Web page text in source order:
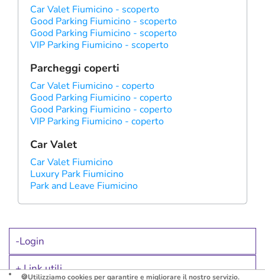
Car Valet Fiumicino - scoperto
Good Parking Fiumicino - scoperto
Good Parking Fiumicino - scoperto
VIP Parking Fiumicino - scoperto
Parcheggi coperti
Car Valet Fiumicino - coperto
Good Parking Fiumicino - coperto
Good Parking Fiumicino - coperto
VIP Parking Fiumicino - coperto
Car Valet
Car Valet Fiumicino
Luxury Park Fiumicino
Park and Leave Fiumicino
Login
>Link utili
🍪Utilizziamo cookies per garantire e migliorare il nostro servizio.